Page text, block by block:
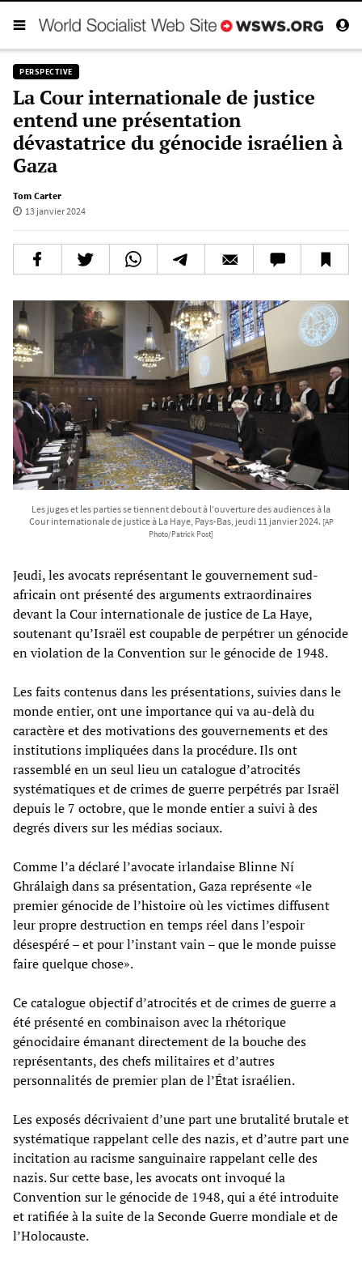
PERSPECTIVE
La Cour internationale de justice
entend une présentation
dévastatrice du génocide israélien à
Gaza
Tom Carter
13 janvier 2024
Les juges et les parties se tiennent debout à l’ouverture des audiences à la
Cour internationale de justice à La Haye, Pays-Bas, jeudi 11 janvier 2024. [AP
Photo/Patrick Post]
Jeudi, les avocats représentant le gouvernement sud-
africain ont présenté des arguments extraordinaires
devant la Cour internationale de justice de La Haye,
soutenant qu’Israël est coupable de perpétrer un génocide
en violation de la Convention sur le génocide de 1948.
Les faits contenus dans les présentations, suivies dans le
monde entier, ont une importance qui va au-delà du
caractère et des motivations des gouvernements et des
institutions impliquées dans la procédure. Ils ont
rassemblé en un seul lieu un catalogue d’atrocités
systématiques et de crimes de guerre perpétrés par Israël
depuis le 7 octobre, que le monde entier a suivi à des
degrés divers sur les médias sociaux.
Comme l’a déclaré l’avocate irlandaise Blinne Ní
Ghrálaigh dans sa présentation, Gaza représente «le
premier génocide de l’histoire où les victimes diffusent
leur propre destruction en temps réel dans l’espoir
désespéré – et pour l’instant vain – que le monde puisse
faire quelque chose».
Ce catalogue objectif d’atrocités et de crimes de guerre a
été présenté en combinaison avec la rhétorique
génocidaire émanant directement de la bouche des
représentants, des chefs militaires et d’autres
personnalités de premier plan de l’État israélien.
Les exposés décrivaient d’une part une brutalité brutale et
systématique rappelant celle des nazis, et d’autre part une
incitation au racisme sanguinaire rappelant celle des
nazis. Sur cette base, les avocats ont invoqué la
Convention sur le génocide de 1948, qui a été introduite
et ratifiée à la suite de la Seconde Guerre mondiale et de
l’Holocauste.